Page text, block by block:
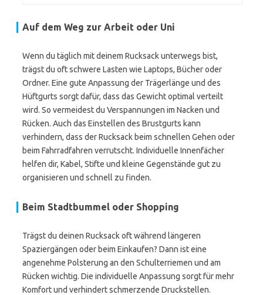
Auf dem Weg zur Arbeit oder Uni
Wenn du täglich mit deinem Rucksack unterwegs bist,
trägst du oft schwere Lasten wie Laptops, Bücher oder
Ordner. Eine gute Anpassung der Trägerlänge und des
Hüftgurts sorgt dafür, dass das Gewicht optimal verteilt
wird. So vermeidest du Verspannungen im Nacken und
Rücken. Auch das Einstellen des Brustgurts kann
verhindern, dass der Rucksack beim schnellen Gehen oder
beim Fahrradfahren verrutscht. Individuelle Innenfächer
helfen dir, Kabel, Stifte und kleine Gegenstände gut zu
organisieren und schnell zu finden.
Beim Stadtbummel oder Shopping
Trägst du deinen Rucksack oft während längeren
Spaziergängen oder beim Einkaufen? Dann ist eine
angenehme Polsterung an den Schulterriemen und am
Rücken wichtig. Die individuelle Anpassung sorgt für mehr
Komfort und verhindert schmerzende Druckstellen.